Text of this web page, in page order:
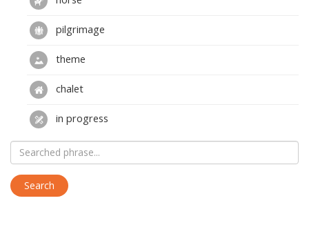
pilgrimage
theme
chalet
in progress